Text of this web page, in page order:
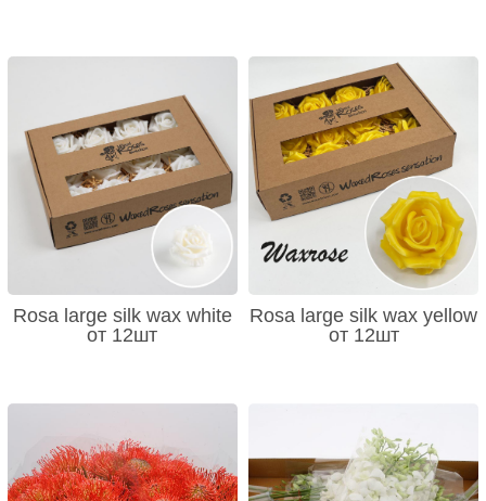
Rosa large silk wax white
от 12шт
Rosa large silk wax yellow
от 12шт